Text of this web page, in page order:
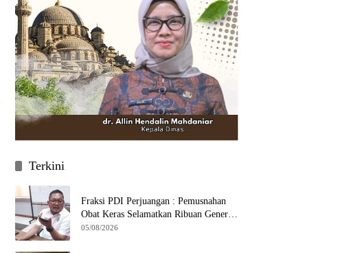
Terkini
Fraksi PDI Perjuangan : Pemusnahan
Obat Keras Selamatkan Ribuan Generasi
Muda Tangsel
05/08/2026